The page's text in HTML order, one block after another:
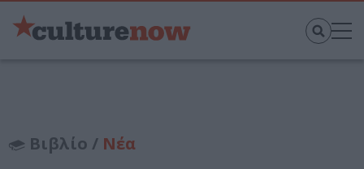
Βιβλίο / Νέα